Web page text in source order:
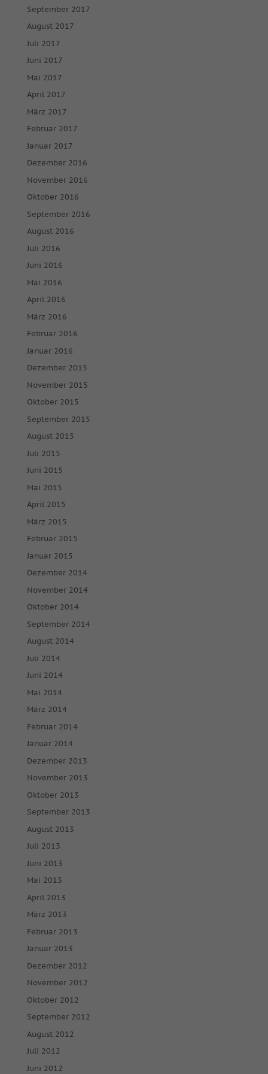
September 2017
August 2017
Juli 2017
Juni 2017
Mai 2017
April 2017
März 2017
Februar 2017
Januar 2017
Dezember 2016
November 2016
Oktober 2016
September 2016
August 2016
Juli 2016
Juni 2016
Mai 2016
April 2016
März 2016
Februar 2016
Januar 2016
Dezember 2015
November 2015
Oktober 2015
September 2015
August 2015
Juli 2015
Juni 2015
Mai 2015
April 2015
März 2015
Februar 2015
Januar 2015
Dezember 2014
November 2014
Oktober 2014
September 2014
August 2014
Juli 2014
Juni 2014
Mai 2014
März 2014
Februar 2014
Januar 2014
Dezember 2013
November 2013
Oktober 2013
September 2013
August 2013
Juli 2013
Juni 2013
Mai 2013
April 2013
März 2013
Februar 2013
Januar 2013
Dezember 2012
November 2012
Oktober 2012
September 2012
August 2012
Juli 2012
Juni 2012
Marketing (2)
Marketing-Cookies werden von Drittanbietern oder Publishern
verwendet, um personalisierte Werbung anzuzeigen. Sie tun dies,
indem sie Besucher über Websites hinweg verfolgen.
Externe Medien (7)
Inhalte von Videoplattformen und Social-Media-Plattformen
Medien akzeptiert werden, bedarf der Zugriff auf diese Inhalte
keiner manuellen Einwilligung mehr.
Cookie-Informationen anzeigen
powered by Borlabs Cookie